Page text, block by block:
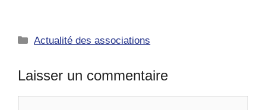
Catégories
Actualité des associations
Laisser un commentaire